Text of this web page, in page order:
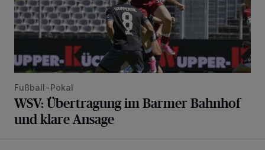
Fußball-Pokal
WSV: Übertragung im Barmer Bahnhof
und klare Ansage